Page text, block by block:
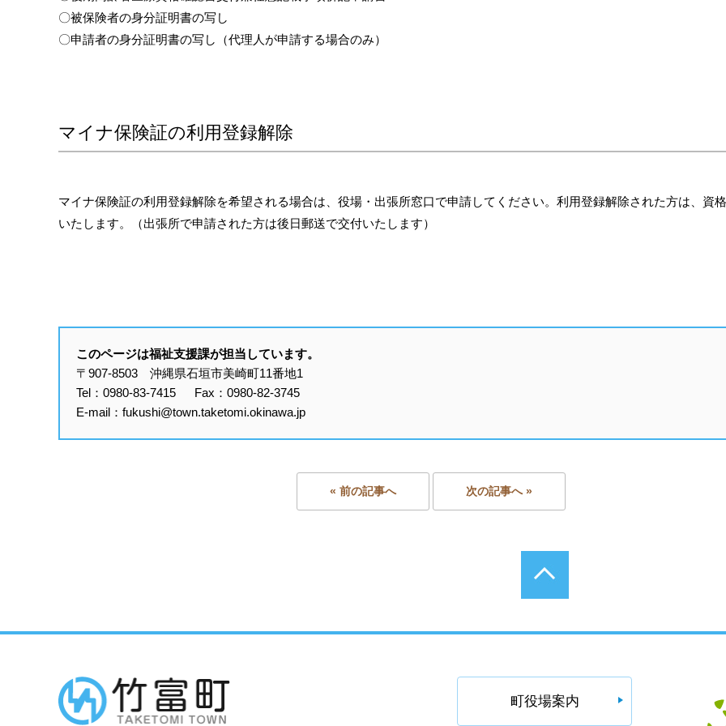
〇被保険者の身分証明書の写し
〇申請者の身分証明書の写し（代理人が申請する場合のみ）
マイナ保険証の利用登録解除
マイナ保険証の利用登録解除を希望される場合は、役場・出張所窓口で申請してください。利用登録解除された方は、資
いたします。（出張所で申請された方は後日郵送で交付いたします）
このページは福祉支援課が担当しています。
〒907-8503 沖縄県石垣市美崎町11番地1
Tel：0980-83-7415 Fax：0980-82-3745
E-mail：fukushi@town.taketomi.okinawa.jp
« 前の記事へ 次の記事へ »
町役場案内